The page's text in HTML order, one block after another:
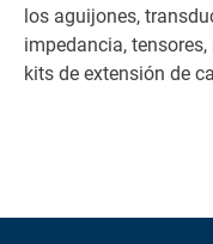
los aguijones,
impedancia,
kits de extensión de